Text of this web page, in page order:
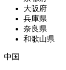
大阪府
兵庫県
奈良県
和歌山県
中国